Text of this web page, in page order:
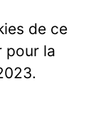
de ce
pour la